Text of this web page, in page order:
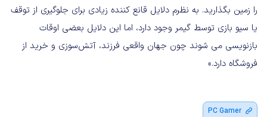
را زمین بگذارید. به نظرم دلایل قانع کننده زیادی برای جلوگیری از توقف
یا سیو بازی توسط گیمر وجود دارد، اما این دلایل بعضی اوقات
بازنویسی می شوند چون جهان واقعی فرزند، آتش‌سوزی و خرید از
فروشگاه دارد.»
PC Gamer